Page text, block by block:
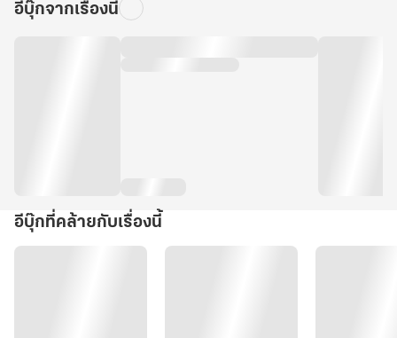
อีบุ๊กจากเรื่องนี้
อีบุ๊กที่คล้ายกับเรื่องนี้